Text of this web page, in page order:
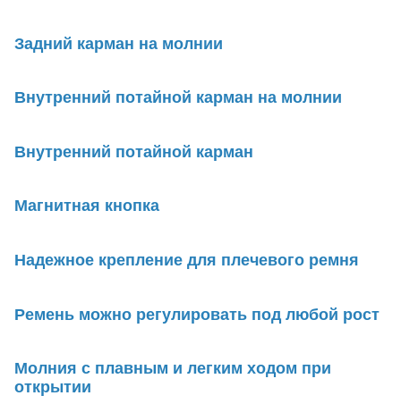
Задний карман на молнии
Внутренний потайной карман на молнии
Внутренний потайной карман
Магнитная кнопка
Надежное крепление для плечевого ремня
Ремень можно регулировать под любой рост
Молния с плавным и легким ходом при
открытии